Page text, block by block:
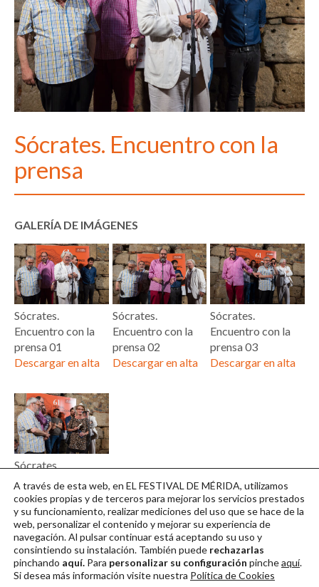
Sócrates. Encuentro con la
prensa
GALERÍA DE IMÁGENES
Sócrates.
Encuentro con la
prensa 01
Descargar en alta
Sócrates.
Encuentro con la
prensa 02
Descargar en alta
Sócrates.
Encuentro con la
prensa 03
Descargar en alta
Sócrates.
Encuentro con la
prensa 04
Descargar en alta
A través de esta web, en EL FESTIVAL DE MÉRIDA, utilizamos
cookies propias y de terceros para mejorar los servicios prestados
y su funcionamiento, realizar mediciones del uso que se hace de la
web, personalizar el contenido y mejorar su experiencia de
navegación. Al pulsar continuarestá aceptando su uso y
consintiendo su instalación. También puede rechazarlas
pinchando aquí. Para personalizar su configuración pincheaquí.
Si desea más información visite nuestra Política de Cookies